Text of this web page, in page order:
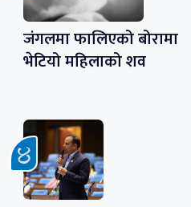
जंगलमा फालिएको बोरामा
भेटियो महिलाको शव